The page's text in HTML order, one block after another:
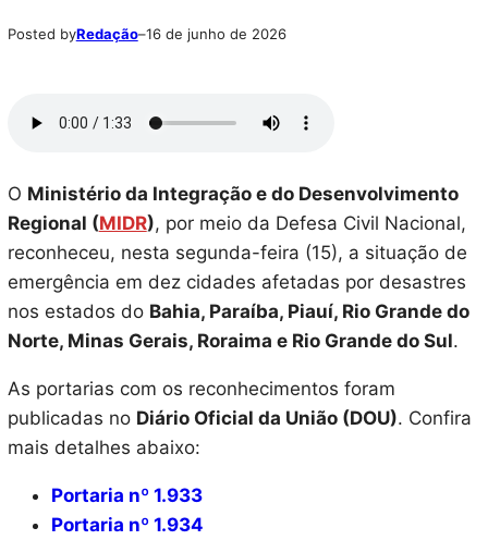
Posted byRedação–16 de junho de 2026
O Ministério da Integração e do Desenvolvimento
Regional (MIDR), por meio da Defesa Civil Nacional,
reconheceu, nesta segunda-feira (15), a situação de
emergência em dez cidades afetadas por desastres
nos estados do Bahia, Paraíba, Piauí, Rio Grande do
Norte, Minas Gerais, Roraima e Rio Grande do Sul.
As portarias com os reconhecimentos foram
publicadas no Diário Oficial da União (DOU). Confira
mais detalhes abaixo:
Portaria nº 1.933
Portaria nº 1.934